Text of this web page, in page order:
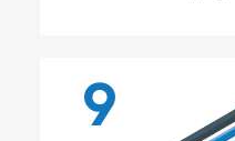
9